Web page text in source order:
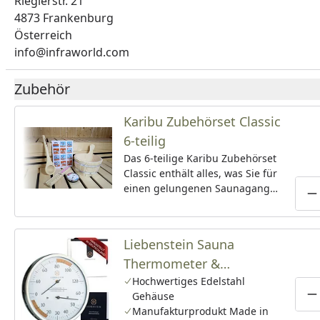
4873 Frankenburg
Österreich
info@infraworld.com
Zubehör
Karibu Zubehörset Classic
6-teilig
Das 6-teilige Karibu Zubehörset
Classic enthält alles, was Sie für
einen gelungenen Saunagang
Baderegeltafel, Klimamesser,
Sanduhr, Aufgusskübel aus Holz,
Kunststoffeinsatz 4 Liter.
Liebenstein Sauna
Thermometer &
Hygrometer- Made in
Germany
Hochwertiges Edelstahl
Gehäuse
Manufakturprodukt Made in